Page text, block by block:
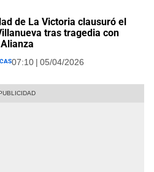
de La Victoria clausuró el
tras tragedia con
07:10 | 05/04/2026